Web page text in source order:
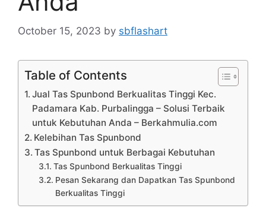
October 15, 2023 by sbflashart
Table of Contents
Jual Tas Spunbond Berkualitas Tinggi Kec.
Padamara Kab. Purbalingga – Solusi Terbaik
untuk Kebutuhan Anda – Berkahmulia.com
Kelebihan Tas Spunbond
Tas Spunbond untuk Berbagai Kebutuhan
Tas Spunbond Berkualitas Tinggi
Pesan Sekarang dan Dapatkan Tas Spunbond
Berkualitas Tinggi